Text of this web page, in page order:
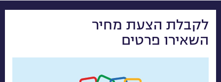
לקבלת הצעת מחיר
השאירו פרטים